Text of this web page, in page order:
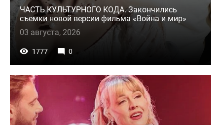
ЧАСТЬ КУЛЬТУРНОГО КОДА. Закончились
съемки новой версии фильма «Война и мир»
03 августа, 2026
1777 0